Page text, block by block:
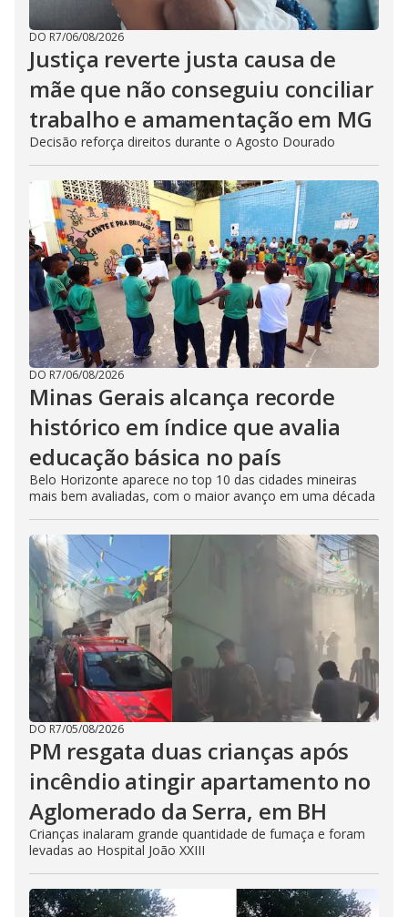
DO R7/06/08/2026
Justiça reverte justa causa de
mãe que não conseguiu conciliar
trabalho e amamentação em MG
Decisão reforça direitos durante o Agosto Dourado
DO R7/06/08/2026
Minas Gerais alcança recorde
histórico em índice que avalia
educação básica no país
Belo Horizonte aparece no top 10 das cidades mineiras
mais bem avaliadas, com o maior avanço em uma década
DO R7/05/08/2026
PM resgata duas crianças após
incêndio atingir apartamento no
Aglomerado da Serra, em BH
Crianças inalaram grande quantidade de fumaça e foram
levadas ao Hospital João XXIII